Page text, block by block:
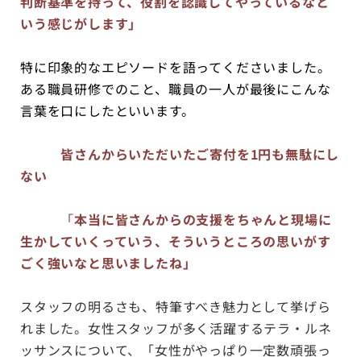
いう感じがします」
特に印象的なエピソードを語ってくださいました。
ある職員研修でのこと、職員の一人が最後にこんな
言葉を口にしたといいます。
皆さんからいただいたご寄付を1円も無駄にし
ない
「本当に皆さんからの支援をちゃんと現場に
生かしていくっていう、そういうところの思いがす
ごく強いなと思いましたね」
スタッフの明るさも、特筆すべき魅力として挙げら
れました。女性スタッフが多く活躍するテラ・ルネ
ッサンスについて、「女性がやっぱり一定数頑張っ